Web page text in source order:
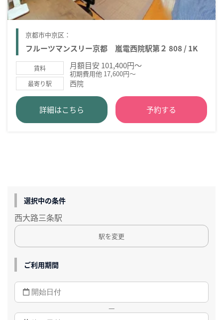
京都市中京区：
フルーツマンスリー京都 嵐電西院駅第２ 808 / 1K
賃料 月額目安 101,400円～
初期費用他 17,600円～
最寄り駅 西院
詳細はこちら 予約する
選択中の条件
西大路三条駅
駅を変更
ご利用期間
—